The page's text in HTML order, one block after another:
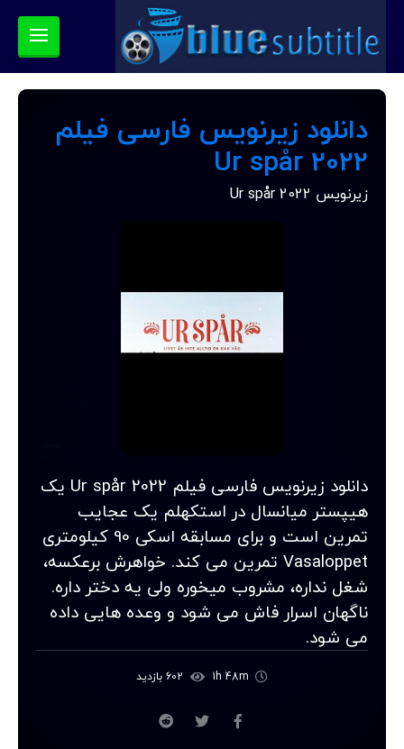
دانلود زیرنویس فارسی فیلم
Ur spår 2022
زیرنویس Ur spår 2022
دانلود زیرنویس فارسی فیلم Ur spår 2022 یک
هیپستر میانسال در استکهلم یک عجایب
تمرین است و برای مسابقه اسکی 90 کیلومتری
Vasaloppet تمرین می کند. خواهرش برعکسه،
شغل نداره، مشروب میخوره ولی یه دختر داره.
ناگهان اسرار فاش می شود و وعده هایی داده
می شود.